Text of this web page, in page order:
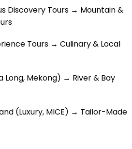
Discovery Tours → Mountain &
Tours → Culinary & Local
Long, Mekong) → River & Bay
(Luxury, MICE) → Tailor-Made